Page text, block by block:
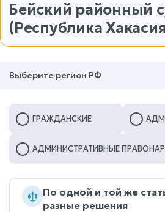
Бейский районный
(Республика
Выберите регион РФ
ГРАЖДАНСКИЕ
АДМИНИСТРАТИВНЫЕ
По одной и той же
разные решения